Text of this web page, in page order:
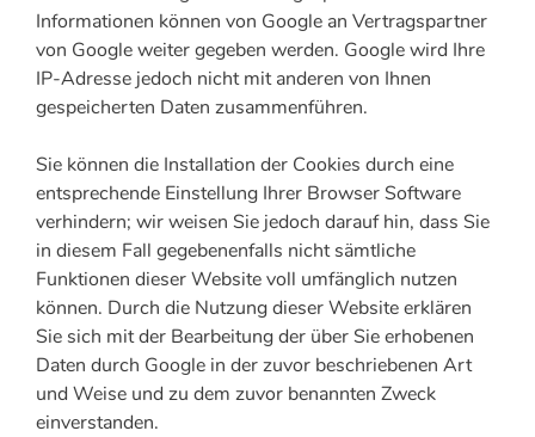
Informationen können von Google an Vertragspartner
von Google weiter gegeben werden. Google wird Ihre
IP-Adresse jedoch nicht mit anderen von Ihnen
gespeicherten Daten zusammenführen.
Sie können die Installation der Cookies durch eine
entsprechende Einstellung Ihrer Browser Software
verhindern; wir weisen Sie jedoch darauf hin, dass Sie
in diesem Fall gegebenenfalls nicht sämtliche
Funktionen dieser Website voll umfänglich nutzen
können. Durch die Nutzung dieser Website erklären
Sie sich mit der Bearbeitung der über Sie erhobenen
Daten durch Google in der zuvor beschriebenen Art
und Weise und zu dem zuvor benannten Zweck
einverstanden.